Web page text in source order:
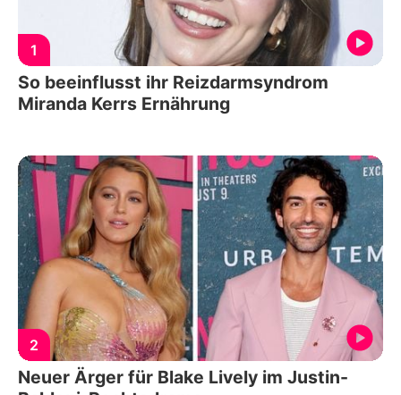
1
So beeinflusst ihr Reizdarmsyndrom
Miranda Kerrs Ernährung
2
Neuer Ärger für Blake Lively im Justin-